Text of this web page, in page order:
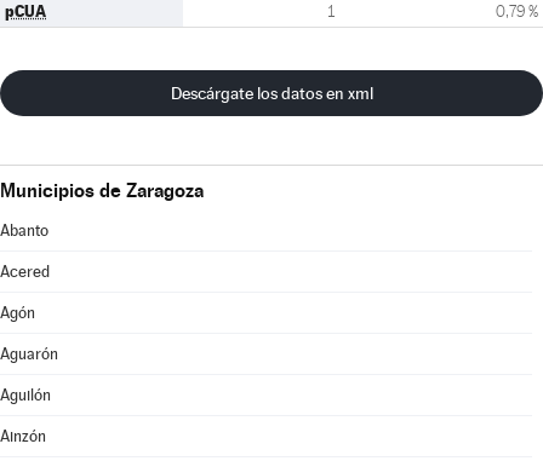
pCUA 1 0,79 %
Descárgate los datos en xml
Municipios de Zaragoza
Abanto
Acered
Agón
Aguarón
Aguilón
Ainzón